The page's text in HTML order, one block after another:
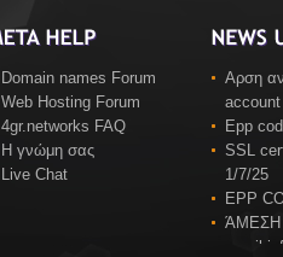
Domain names Forum
Web Hosting Forum
4gr.networks FAQ
Η γνώμη σας
Live Chat
Αρση
Epp
SSL
1/7/25
EPP
ΆΜΕΣΗ
email